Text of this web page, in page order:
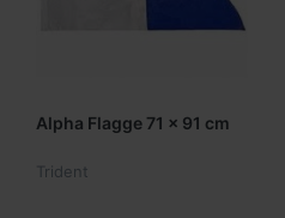
Alpha Flagge 71 x 91 cm
Trident